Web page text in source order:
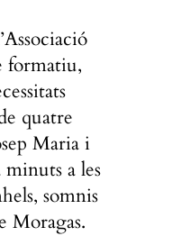
formatiu,
quatre
Maria i
a les
somnis
Moragas.